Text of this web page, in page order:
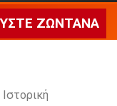
ΖΩΝΤΑΝΆ